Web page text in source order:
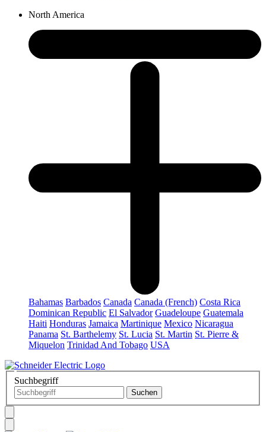
North America
Bahamas Barbados Canada Canada (French) Costa Rica
Dominican Republic El Salvador Guadeloupe Guatemala
Haiti Honduras Jamaica Martinique Mexico Nicaragua
Panama St. Barthelemy St. Lucia St. Martin St. Pierre &
Miquelon Trinidad And Tobago USA
Suchbegriff